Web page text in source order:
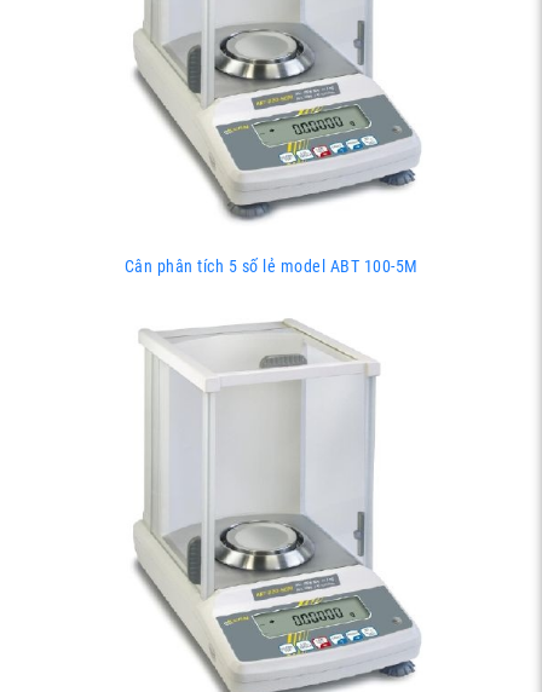
Cân phân tích 5 số lẻ model ABT 100-5M